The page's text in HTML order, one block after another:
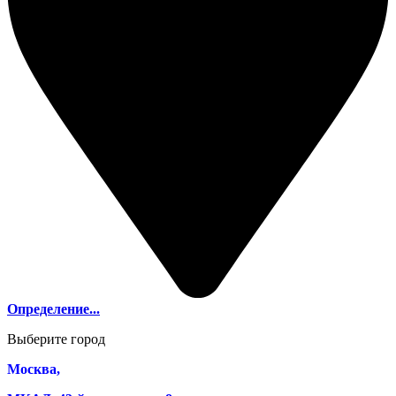
Определение...
Выберите город
Москва,